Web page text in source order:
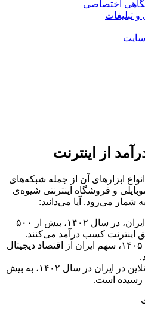
اختصاصی
و تبلیغات
ابزارهای آن از جمله شبکه‌های
و فروشگاه اینترنتی شیوه‌ی
شمار می‌رود. آیا می‌دانید:
طبق گزارش مرکز آمار ایران، در سال ۱۴۰۲، بیش از ۵۰۰
اینترنت کسب درآمد می‌کنند.
پیش‌بینی می‌شود تا سال ۱۴۰۵، سهم ایران از اقتصاد دیجیتال
درآمد حاصل از تبلیغات آنلاین در ایران در سال ۱۴۰۲، به بیش